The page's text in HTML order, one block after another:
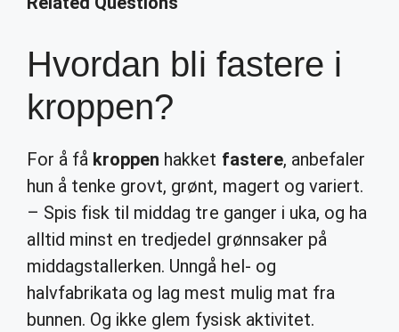
Hvordan bli fastere i
kroppen?
For å få kroppen hakket fastere, anbefaler
hun å tenke grovt, grønt, magert og variert.
– Spis fisk til middag tre ganger i uka, og ha
alltid minst en tredjedel grønnsaker på
middagstallerken. Unngå hel- og
halvfabrikata og lag mest mulig mat fra
bunnen. Og ikke glem fysisk aktivitet.